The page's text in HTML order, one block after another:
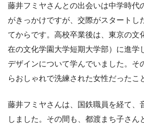
藤井フミヤさんとの出会いは中学時代
がきっかけですが、交際がスタートし
てからです。高校卒業後は、東京の文
在の文化学園大学短期大学部）に進学
デザインについて学んでいました。そ
らおしゃれで洗練された女性だったこ
藤井フミヤさんは、国鉄職員を経て、
しました。その間も、都渡まち子さん